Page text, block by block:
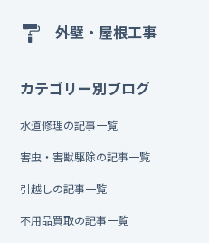
外壁・屋根工事
カテゴリー別ブログ
水道修理の記事一覧
害虫・害獣駆除の記事一覧
引越しの記事一覧
不用品買取の記事一覧